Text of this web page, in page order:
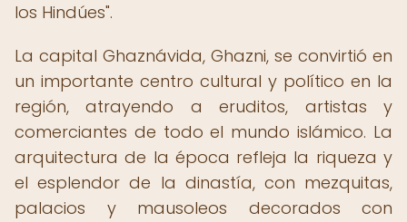
los Hindúes".
La capital Ghaznávida, Ghazni, se convirtió en
un importante centro cultural y político en la
región, atrayendo a eruditos, artistas y
comerciantes de todo el mundo islámico. La
arquitectura de la época refleja la riqueza y
el esplendor de la dinastía, con mezquitas,
palacios y mausoleos decorados con